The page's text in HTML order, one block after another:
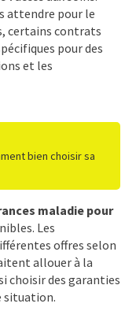
attendre pour le
certains contrats
pour des
et les
bien choisir sa
maladie pour
Les
offres selon
allouer à la
choisir des garanties
situation.